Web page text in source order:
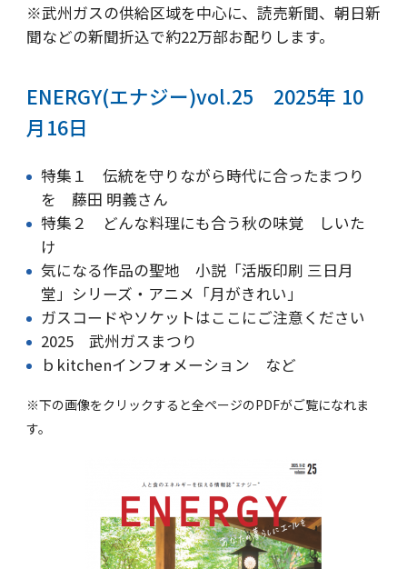
※武州ガスの供給区域を中心に、読売新聞、朝日新
聞などの新聞折込で約22万部お配りします。
ENERGY(エナジー)vol.25 2025年 10
月16日
特集１ 伝統を守りながら時代に合ったまつり
を 藤田 明義さん
特集２ どんな料理にも合う秋の味覚 しいた
け
気になる作品の聖地 小説「活版印刷 三日月
堂」シリーズ・アニメ「月がきれい」
ガスコードやソケットはここにご注意ください
2025 武州ガスまつり
ｂkitchenインフォメーション など
※下の画像をクリックすると全ページのPDFがご覧になれま
す。